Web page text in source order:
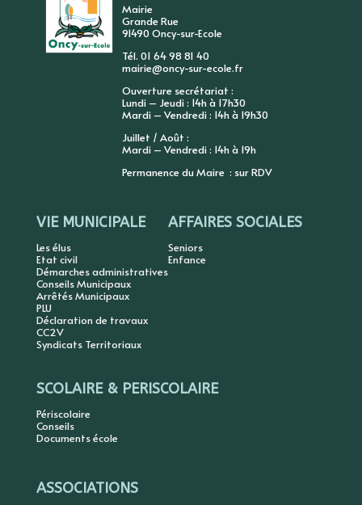
Mairie
Grande Rue
91490 Oncy-sur-Ecole
Tél. 01 64 98 81 40
mairie@oncy-sur-ecole.fr
Ouverture secrétariat :
Lundi – Jeudi : 14h à 17h30
Mardi – Vendredi : 14h à 19h30
Juillet / Août :
Mardi – Vendredi : 14h à 19h
Permanence du Maire : sur RDV
VIE MUNICIPALE
Les élus
Etat civil
Démarches administratives
Conseils Municipaux
Arrêtés Municipaux
PLU
Déclaration de travaux
CC2V
Syndicats Territoriaux
AFFAIRES SOCIALES
Seniors
Enfance
SCOLAIRE & PERISCOLAIRE
Périscolaire
Conseils
Documents école
ASSOCIATIONS